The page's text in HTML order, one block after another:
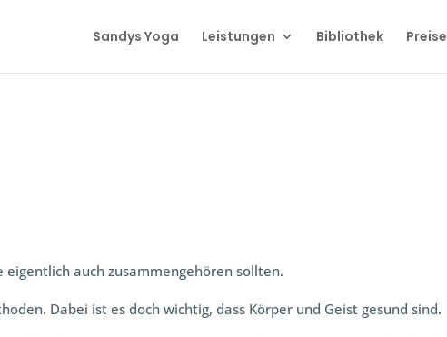
Sandys Yoga Leistungen Bibliothek Preise
auch zusammengehören sollten.
Dabei ist es doch wichtig, dass Körper und Geist gesund sind.